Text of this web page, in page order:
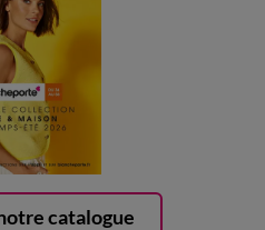
catalogue